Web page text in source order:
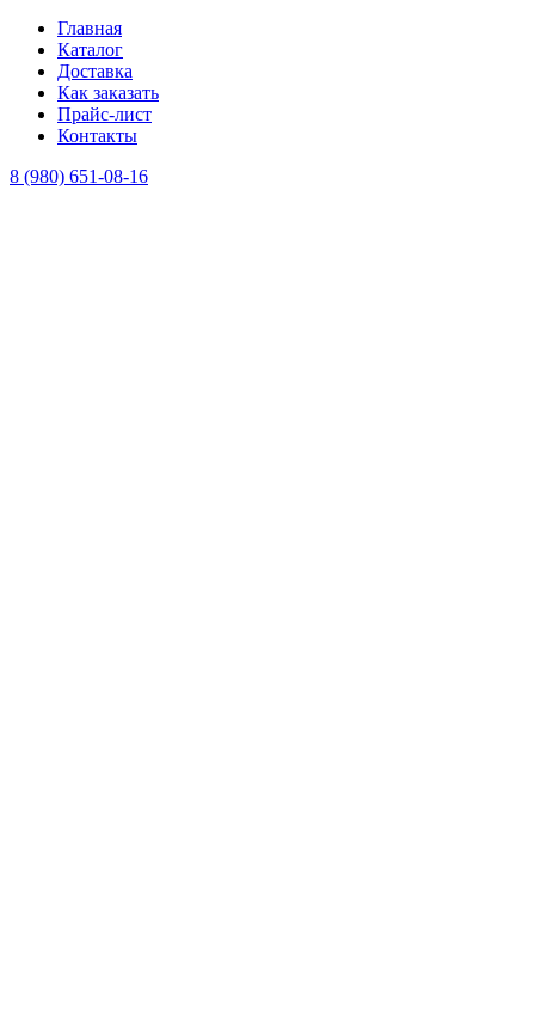
Главная
Каталог
Доставка
Как заказать
Прайс-лист
Контакты
8 (980) 651-08-16